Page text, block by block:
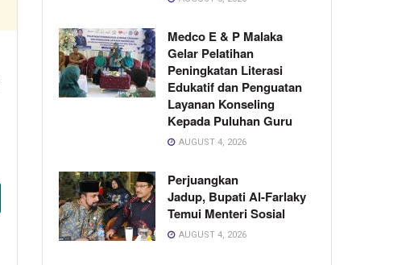
Medco E & P Malaka
Gelar Pelatihan
Peningkatan Literasi
Edukatif dan Penguatan
Layanan Konseling
Kepada Puluhan Guru
AUGUST 4, 2026
Perjuangkan
Jadup, Bupati Al-Farlaky
Temui Menteri Sosial
AUGUST 4, 2026